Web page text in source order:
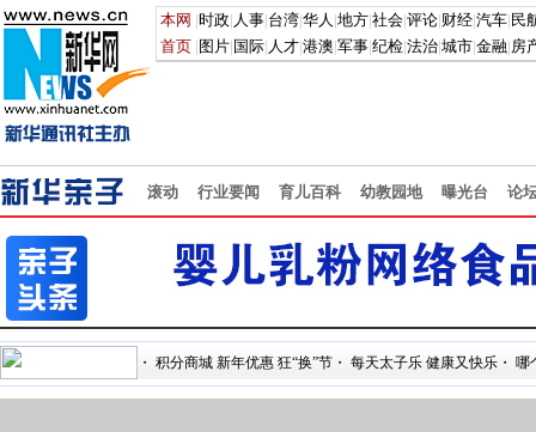
滚动 行业要闻 育儿百科 幼教园地 曝光台 论
・ 积分商城 新年优惠 狂“换”节 ・ 每天太子乐 健康又快乐 ・ 哪